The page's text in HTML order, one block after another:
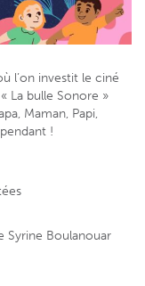
l’on investit le ciné
La bulle Sonore »
Maman, Papi,
!
Syrine Boulanouar